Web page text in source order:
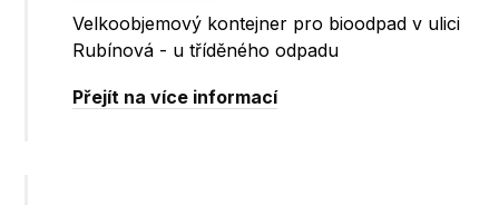
Velkoobjemový kontejner pro bioodpad v ulici
Rubínová - u tříděného odpadu
Přejít na více informací